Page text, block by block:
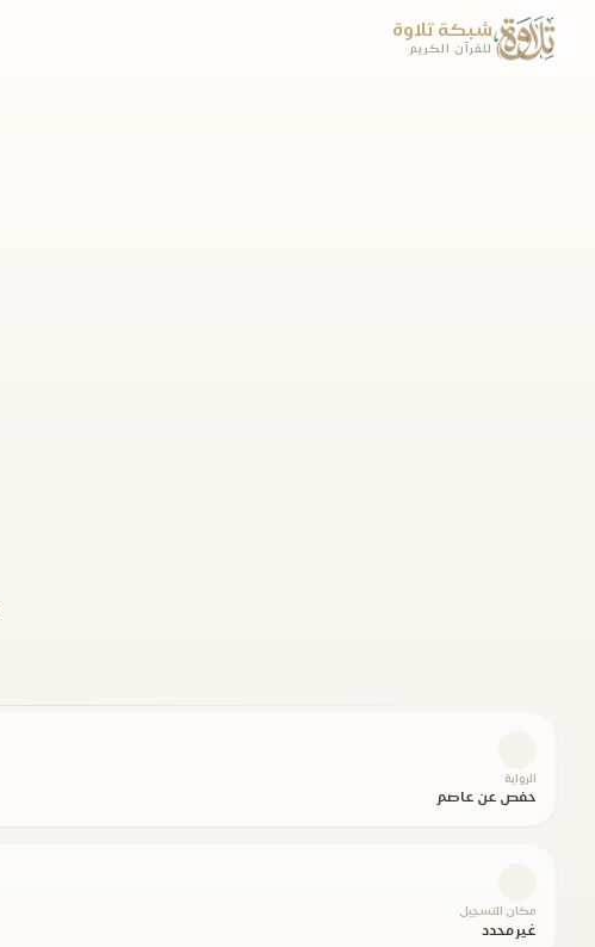
شبكة تلاوة
للقرآن الكريم
الرواية
حفص عن عاصم
مكان التسجيل
غير محدد